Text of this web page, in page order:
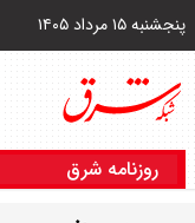
پنجشنبه ۱۵ مرداد ۱۴۰۵
روزنامه شرق